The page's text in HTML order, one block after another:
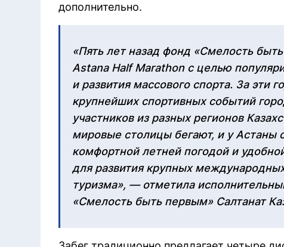
дополнительно.
«Пять лет назад фонд «Смелость
Astana Half Marathon с целью
и развития массового спорта. За эти
крупнейших спортивных событий
участников из разных регионов
мировые столицы бегают, и у
комфортной летней погодой и
для развития крупных
туризма», — отметила
«Смелость быть первым» Салтанат